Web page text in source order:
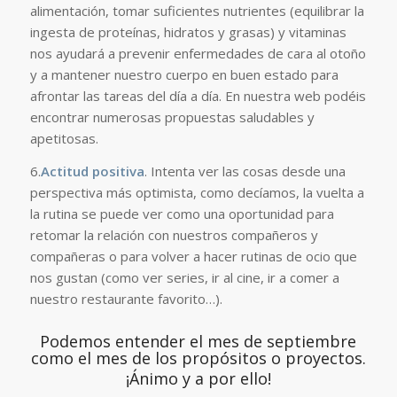
alimentación, tomar suficientes nutrientes (equilibrar la
ingesta de proteínas, hidratos y grasas) y vitaminas
nos ayudará a prevenir enfermedades de cara al otoño
y a mantener nuestro cuerpo en buen estado para
afrontar las tareas del día a día. En nuestra web podéis
encontrar numerosas propuestas saludables y
apetitosas.
6.Actitud positiva. Intenta ver las cosas desde una
perspectiva más optimista, como decíamos, la vuelta a
la rutina se puede ver como una oportunidad para
retomar la relación con nuestros compañeros y
compañeras o para volver a hacer rutinas de ocio que
nos gustan (como ver series, ir al cine, ir a comer a
nuestro restaurante favorito…).
Podemos entender el mes de septiembre
como el mes de los propósitos o proyectos.
¡Ánimo y a por ello!